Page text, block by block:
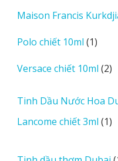
Maison Francis
Polo chiết 10ml 11
phẩm
Versace chiết 10ml 22
Tinh Dầu Nước Hoa
Lancome chiết 3ml 11